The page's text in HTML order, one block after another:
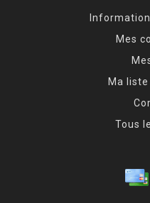
Mes
Ma
Tous